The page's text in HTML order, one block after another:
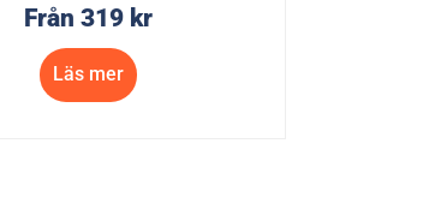
Från319 kr
Läs mer